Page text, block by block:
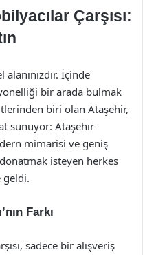
Çarşısı:
İçinde
bir arada bulmak
biri olan Ataşehir,
sunuyor: Ataşehir
mimarisi ve geniş
isteyen herkes
geldi.
Farkı
sadece bir alışveriş